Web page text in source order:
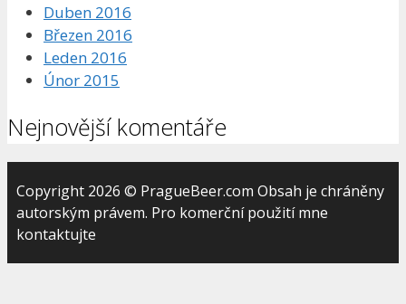
Duben 2016
Březen 2016
Leden 2016
Únor 2015
Nejnovější komentáře
Copyright 2026 © PragueBeer.com Obsah je chráněny
autorským právem. Pro komerční použití mne
kontaktujte